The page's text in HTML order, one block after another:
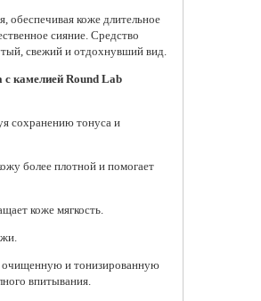
обеспечивая коже длительное
сияние. Средство
свежий и отдохнувший вид.
с камелией Round Lab
сохранению тонуса и
более плотной и помогает
коже мягкость.
очищенную и тонизированную
впитывания.